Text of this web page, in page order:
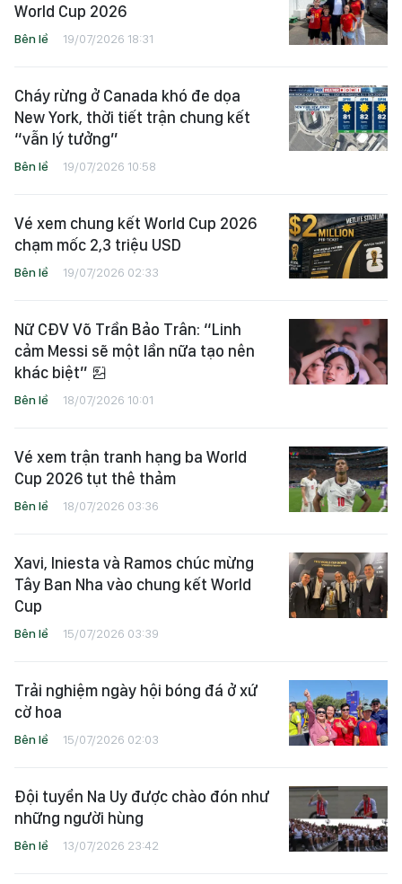
World Cup 2026
Bên lề 19/07/2026 18:31
Cháy rừng ở Canada khó đe dọa
New York, thời tiết trận chung kết
“vẫn lý tưởng”
Bên lề 19/07/2026 10:58
Vé xem chung kết World Cup 2026
chạm mốc 2,3 triệu USD
Bên lề 19/07/2026 02:33
Nữ CĐV Võ Trần Bảo Trân: “Linh
cảm Messi sẽ một lần nữa tạo nên
khác biệt”
Bên lề 18/07/2026 10:01
Vé xem trận tranh hạng ba World
Cup 2026 tụt thê thảm
Bên lề 18/07/2026 03:36
Xavi, Iniesta và Ramos chúc mừng
Tây Ban Nha vào chung kết World
Cup
Bên lề 15/07/2026 03:39
Trải nghiệm ngày hội bóng đá ở xứ
cờ hoa
Bên lề 15/07/2026 02:03
Đội tuyển Na Uy được chào đón như
những người hùng
Bên lề 13/07/2026 23:42